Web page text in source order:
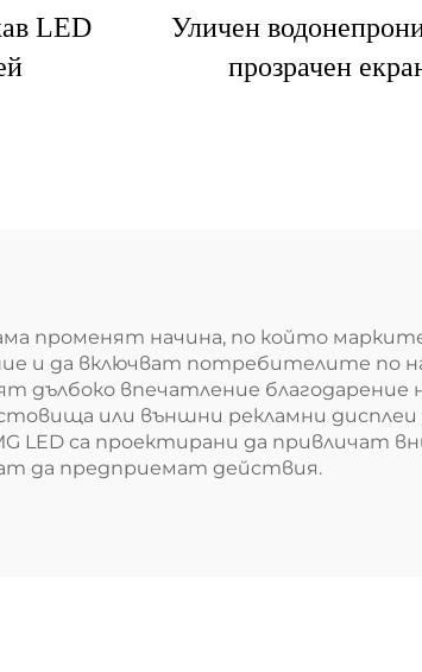
LED
Уличен
прозрачен
променят начина, по който
и да включват потребителите по
дълбоко впечатление
или външни рекламни дисплеи
LED са проектирани да привличат
да предприемат действия.